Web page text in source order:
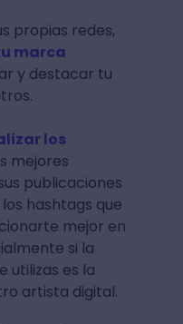
propias redes,
marca
y destacar tu
los
mejores
publicaciones
hashtags que
mejor en
si la
utilizas es la
artista digital.